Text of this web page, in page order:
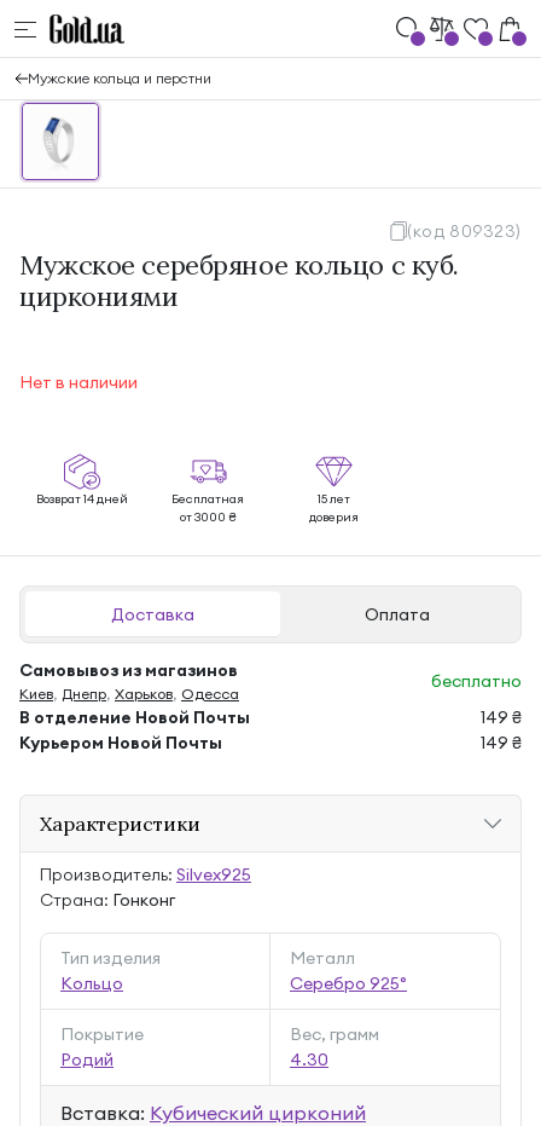
Мужские кольца и перстни
(код 809323)
Мужское серебряное кольцо с куб.
циркониями
Нет в наличии
Возврат 14 дней
Бесплатная
от 3000 ₴
15 лет
доверия
Доставка Оплата
Самовывоз из магазинов
Киев, Днепр, Харьков, Одесса
бесплатно
В отделение Новой Почты
149 ₴
Курьером Новой Почты
149 ₴
Характеристики
Производитель: Silvex925
Страна: Гонконг
Тип изделия
Кольцо
Металл
Серебро 925°
Покрытие
Родий
Вес, грамм
4.30
Вставка: Кубический цирконий